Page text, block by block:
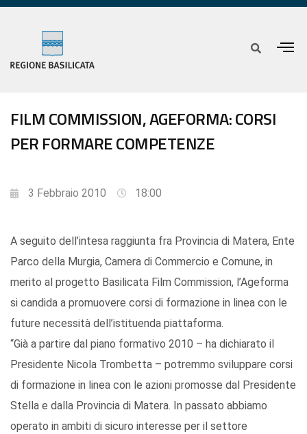
FILM COMMISSION, AGEFORMA: CORSI
PER FORMARE COMPETENZE
3 Febbraio 2010 18:00
A seguito dell’intesa raggiunta fra Provincia di Matera, Ente
Parco della Murgia, Camera di Commercio e Comune, in
merito al progetto Basilicata Film Commission, l’Ageforma
si candida a promuovere corsi di formazione in linea con le
future necessità dell’istituenda piattaforma.
“Già a partire dal piano formativo 2010 – ha dichiarato il
Presidente Nicola Trombetta – potremmo sviluppare corsi
di formazione in linea con le azioni promosse dal Presidente
Stella e dalla Provincia di Matera. In passato abbiamo
operato in ambiti di sicuro interesse per il settore